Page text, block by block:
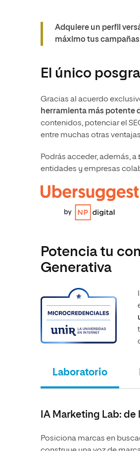
Adquiere un perfil
máximo tus
El único
Gracias al acuerdo
herramienta más potente
contenidos, potenciar el
entre muchas otras
Podrás acceder, además, a
entidades y empresas
Potencia tu
Generativa
Laboratorio
IA Marketing Lab:
Posiciona marcas en